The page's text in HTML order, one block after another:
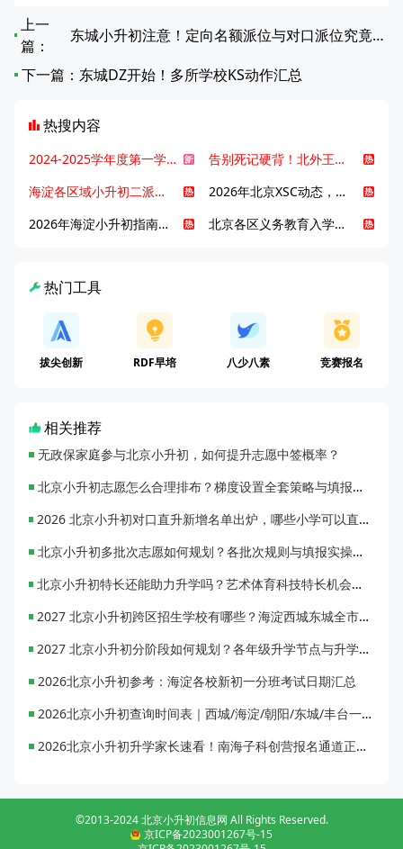
上一
篇：
东城小升初注意！定向名额派位与对口派位究竟有何不同？
下一篇： 东城DZ开始！多所学校KS动作汇总
热搜内容
2024-2025学年度第一学期北京各区期末考试真题试卷汇总
告别死记硬背！北外王牌精读词汇课，帮孩子突破英语词汇难关
海淀各区域小升初二派全攻略合集！区域一至五志愿填报、升学策略详解
2026年北京XSC动态，持续更新中ing...
2026年海淀小升初指南，一文了解招生政策要点
北京各区义务教育入学咨询电话汇总，25年小升初家长提前收藏
热门工具
拔尖创新 RDF早培 八少八素 竞赛报名
相关推荐
无政保家庭参与北京小升初，如何提升志愿中签概率？
北京小升初志愿怎么合理排布？梯度设置全套策略与填报避坑指南
2026 北京小升初对口直升新增名单出炉，哪些小学可以直升优质初中？
北京小升初多批次志愿如何规划？各批次规则与填报实操指南
北京小升初特长还能助力升学吗？艺术体育科技特长机会与误区全面解析
2027 北京小升初跨区招生学校有哪些？海淀西城东城全市招生校完整汇总
2027 北京小升初分阶段如何规划？各年级升学节点与升学通道全梳理
2026北京小升初参考：海淀各校新初一分班考试日期汇总
2026北京小升初查询时间表｜西城/海淀/朝阳/东城/丰台一键对照
2026北京小升初升学家长速看！南海子科创营报名通道正式开启
©2013-2024 北京小升初信息网 All Rights Reserved.
京ICP备2023001267号-15